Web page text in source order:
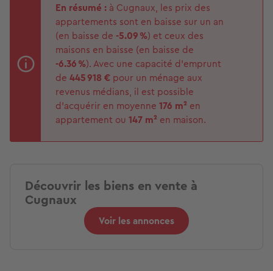
En résumé : à Cugnaux, les prix des
appartements sont en baisse sur un an
(en baisse de -5.09 %) et ceux des
maisons en baisse (en baisse de
-6.36 %). Avec une capacité d'emprunt
de 445 918 € pour un ménage aux
revenus médians, il est possible
d'acquérir en moyenne 176 m² en
appartement ou 147 m² en maison.
Découvrir les biens en vente à
Cugnaux
Voir les annonces